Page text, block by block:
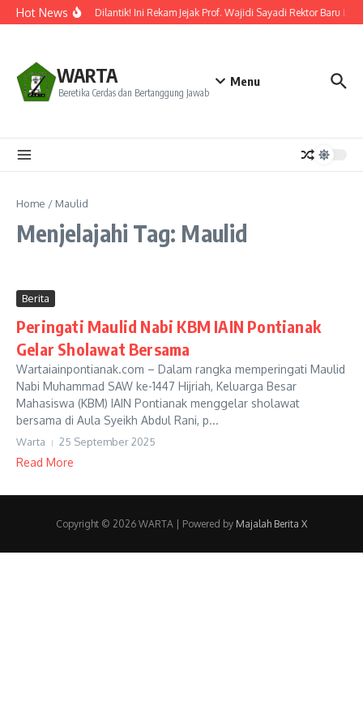
Lewati ke konten
Hot NewsResmi Dilantik! Ini Rekam Jejak Prof. Wajidi Sayadi Rektor Baru
WARTA
Beretika Cerdas dan Bertanggung Jawab
Menu
Home / Maulid
Menjelajahi Tag: Maulid
Berita
Peringati Maulid Nabi KBM IAIN Pontianak
Gelar Sholawat Bersama
Wartaiainpontianak.com – Dalam rangka memperingati Maulid
Nabi Muhammad SAW ke-1447 Hijriah, Keluarga Besar
Mahasiswa (KBM) IAIN Pontianak menggelar sholawat
bersama di Aula Syeikh Abdul Rani, p...
Warta 25 September 2025
Read More
Copyright © 2026 WARTA | Powered by Majalah Berita X